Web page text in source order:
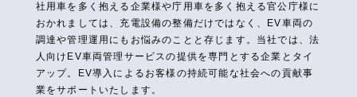
社用車を多く抱える企業様や庁用車を多く抱える官公庁様に
おかれましては、充電設備の整備だけではなく、EV車両の
調達や管理運用にもお悩みのことと存じます。当社では、法
人向けEV車両管理サービスの提供を専門とする企業とタイ
アップ。EV導入によるお客様の持続可能な社会への貢献事
業をサポートいたします。